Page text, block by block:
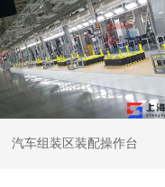
汽车组装区装配操作台